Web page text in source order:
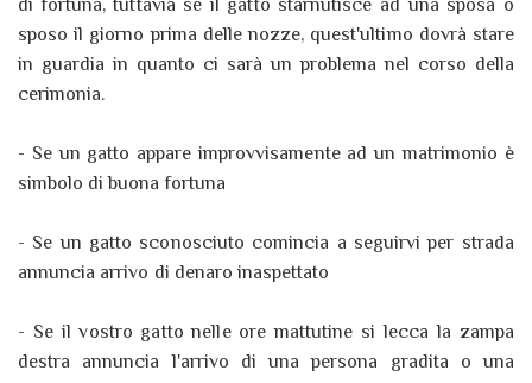
di fortuna, tuttavia se il gatto starnutisce ad una sposa o
sposo il giorno prima delle nozze, quest'ultimo dovrà stare
in guardia in quanto ci sarà un problema nel corso della
cerimonia.
- Se un gatto appare improvvisamente ad un matrimonio è
simbolo di buona fortuna
- Se un gatto sconosciuto comincia a seguirvi per strada
annuncia arrivo di denaro inaspettato
- Se il vostro gatto nelle ore mattutine si lecca la zampa
destra annuncia l'arrivo di una persona gradita o una